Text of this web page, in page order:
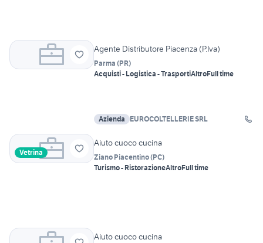
Agente Distributore Piacenza (P.Iva)
Parma (PR)
Acquisti - Logistica - TrasportiAltroFull time
Azienda EUROCOLTELLERIE SRL
Vetrina
Aiuto cuoco cucina
Ziano Piacentino(PC)
Turismo - RistorazioneAltroFull time
Aiuto cuoco cucina